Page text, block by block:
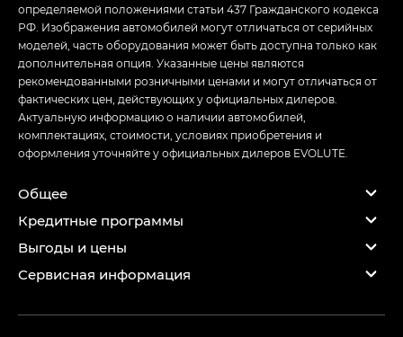
определяемой положениями статьи 437 Гражданского кодекса
РФ. Изображения автомобилей могут отличаться от серийных
моделей, часть оборудования может быть доступна только как
дополнительная опция. Указанные цены являются
рекомендованными розничными ценами и могут отличаться от
фактических цен, действующих у официальных дилеров.
Актуальную информацию о наличии автомобилей,
комплектациях, стоимости, условиях приобретения и
оформления уточняйте у официальных дилеров EVOLUTE.
Общее
Кредитные программы
Выгоды и цены
Сервисная информация